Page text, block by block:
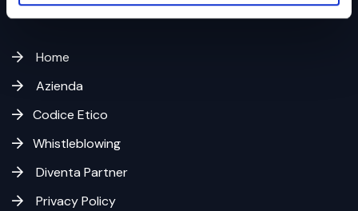
Home
Azienda
Codice Etico
Whistleblowing
Diventa Partner
Privacy Policy